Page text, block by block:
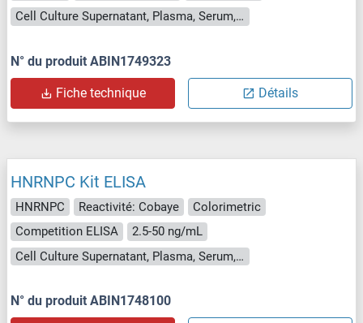
Cell Culture Supernatant, Plasma, Serum, Tissue Homogenate
N° du produit ABIN1749323
Fiche technique Détails
HNRNPC Kit ELISA
HNRNPC Reactivité: Cobaye
Colorimetric
Competition ELISA
2.5-50 ng/mL
Cell Culture Supernatant, Plasma, Serum, Tissue Homogenate
N° du produit ABIN1748100